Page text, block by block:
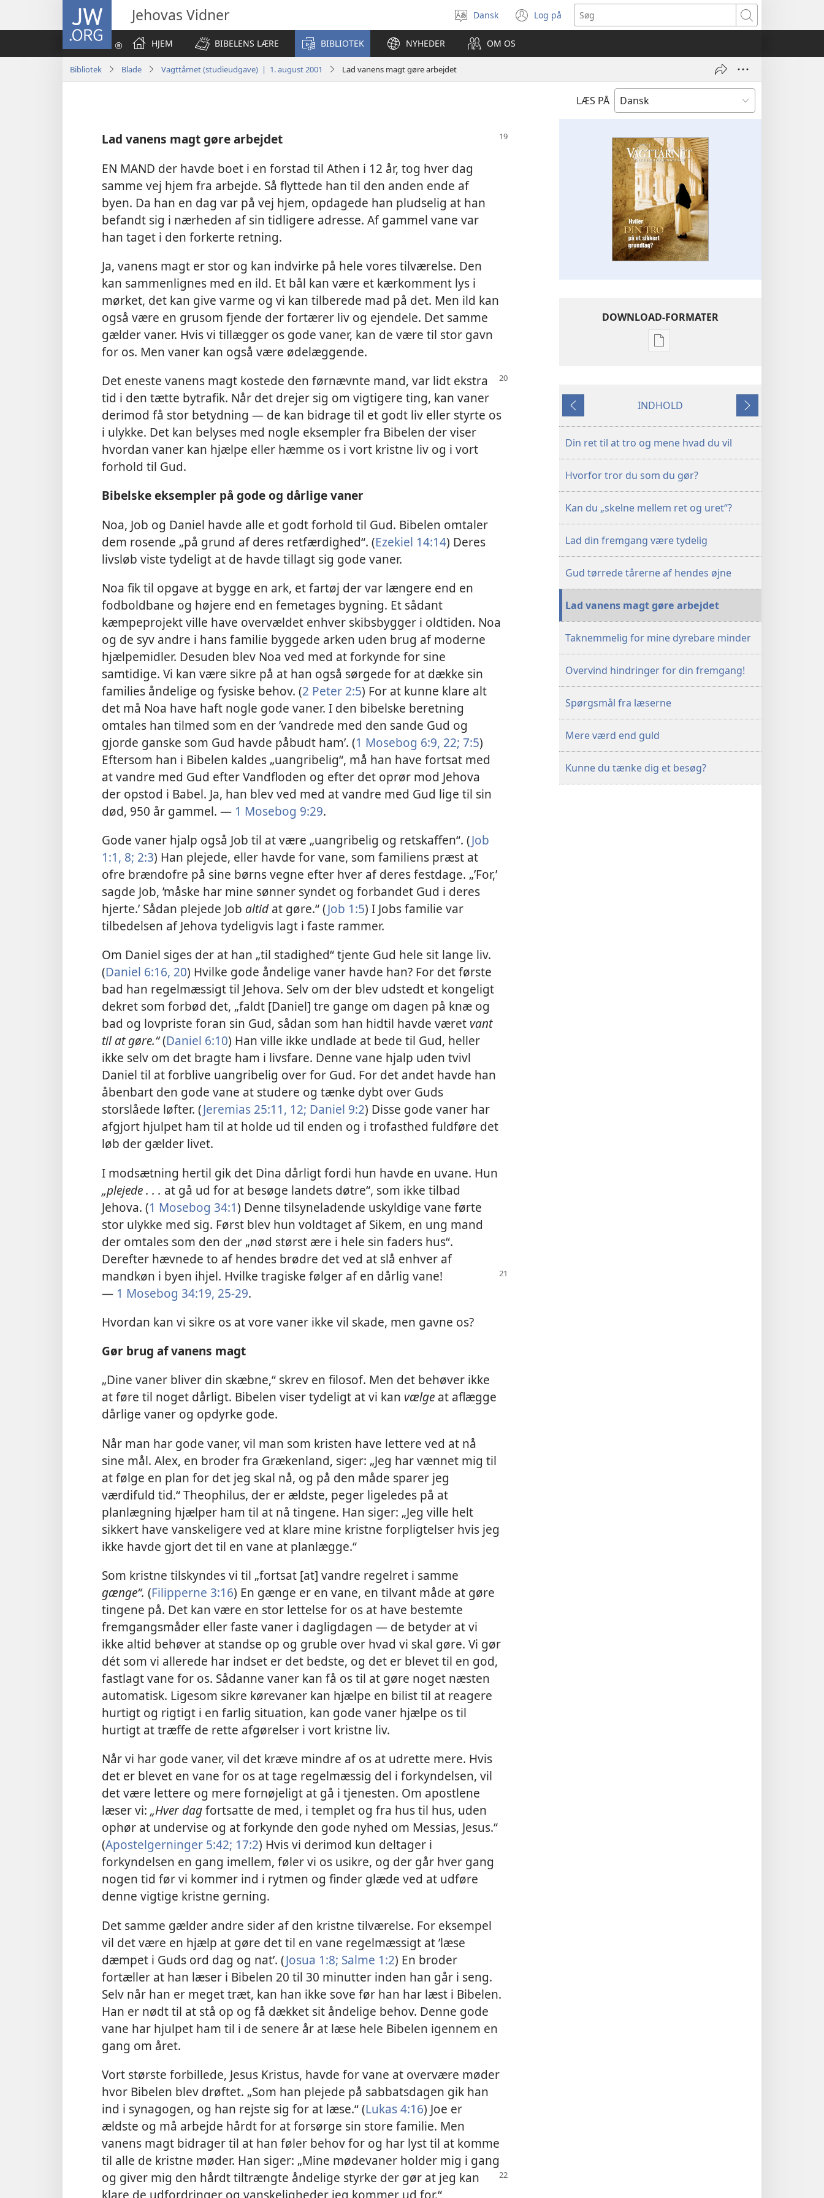
JW.ORG Jehovas Vidner
Vælg
sprog
Dansk Log på
(åbner
nyt
Søg
HJEM
BIBELENS LÆRE BIBLIOTEK NYHEDER OM OS
Bibliotek Blade Vagttårnet (studieudgave) | 1. august 2001 Lad vanens magt gøre arbejdet
LÆS PÅ
Lad vanens magt gøre arbejdet
EN MAND der havde boet i en forstad til Athen i 12 år, tog hver dag
samme vej hjem fra arbejde. Så flyttede han til den anden ende af
byen. Da han en dag var på vej hjem, opdagede han pludselig at han
befandt sig i nærheden af sin tidligere adresse. Af gammel vane var
han taget i den forkerte retning.
Ja, vanens magt er stor og kan indvirke på hele vores tilværelse. Den
kan sammenlignes med en ild. Et bål kan være et kærkomment lys i
mørket, det kan give varme og vi kan tilberede mad på det. Men ild kan
også være en grusom fjende der fortærer liv og ejendele. Det samme
gælder vaner. Hvis vi tillægger os gode vaner, kan de være til stor gavn
for os. Men vaner kan også være ødelæggende.
Det eneste vanens magt kostede den førnævnte mand, var lidt ekstra
tid i den tætte bytrafik. Når det drejer sig om vigtigere ting, kan vaner
derimod få stor betydning — de kan bidrage til et godt liv eller styrte os
i ulykke. Det kan belyses med nogle eksempler fra Bibelen der viser
hvordan vaner kan hjælpe eller hæmme os i vort kristne liv og i vort
forhold til Gud.
Bibelske eksempler på gode og dårlige vaner
Noa, Job og Daniel havde alle et godt forhold til Gud. Bibelen omtaler
dem rosende „på grund af deres retfærdighed“. (Ezekiel 14:14) Deres
livsløb viste tydeligt at de havde tillagt sig gode vaner.
Noa fik til opgave at bygge en ark, et fartøj der var længere end en
fodboldbane og højere end en femetages bygning. Et sådant
kæmpeprojekt ville have overvældet enhver skibsbygger i oldtiden. Noa
og de syv andre i hans familie byggede arken uden brug af moderne
hjælpemidler. Desuden blev Noa ved med at forkynde for sine
samtidige. Vi kan være sikre på at han også sørgede for at dække sin
families åndelige og fysiske behov. (2 Peter 2:5) For at kunne klare alt
det må Noa have haft nogle gode vaner. I den bibelske beretning
omtales han tilmed som en der ’vandrede med den sande Gud og
gjorde ganske som Gud havde påbudt ham’. (1 Mosebog 6:9, 22; 7:5)
Eftersom han i Bibelen kaldes „uangribelig“, må han have fortsat med
at vandre med Gud efter Vandfloden og efter det oprør mod Jehova
der opstod i Babel. Ja, han blev ved med at vandre med Gud lige til sin
død, 950 år gammel. — 1 Mosebog 9:29.
Gode vaner hjalp også Job til at være „uangribelig og retskaffen“. (Job
1:1, 8; 2:3) Han plejede, eller havde for vane, som familiens præst at
ofre brændofre på sine børns vegne efter hver af deres festdage. „’For,’
sagde Job, ’måske har mine sønner syndet og forbandet Gud i deres
hjerte.’ Sådan plejede Job altidat gøre.“ (Job 1:5) I Jobs familie var
tilbedelsen af Jehova tydeligvis lagt i faste rammer.
Om Daniel siges der at han „til stadighed“ tjente Gud hele sit lange liv.
(Daniel 6:16, 20) Hvilke gode åndelige vaner havde han? For det første
bad han regelmæssigt til Jehova. Selv om der blev udstedt et kongeligt
dekret som forbød det, „faldt [Daniel] tre gange om dagen på knæ og
bad og lovpriste foran sin Gud, sådan som han hidtil havde været vant
til at gøre.“(Daniel 6:10) Han ville ikke undlade at bede til Gud, heller
ikke selv om det bragte ham i livsfare. Denne vane hjalp uden tvivl
Daniel til at forblive uangribelig over for Gud. For det andet havde han
åbenbart den gode vane at studere og tænke dybt over Guds
storslåede løfter. (Jeremias 25:11, 12; Daniel 9:2) Disse gode vaner har
afgjort hjulpet ham til at holde ud til enden og i trofasthed fuldføre det
løb der gælder livet.
I modsætning hertil gik det Dina dårligt fordi hun havde en uvane. Hun
„plejede . . . at gå ud for at besøge landets døtre“, som ikke tilbad
Jehova. (1 Mosebog 34:1) Denne tilsyneladende uskyldige vane førte
stor ulykke med sig. Først blev hun voldtaget af Sikem, en ung mand
der omtales som den der „nød størst ære i hele sin faders hus“.
Derefter hævnede to af hendes brødre det ved at slå enhver af
mandkøn i byen ihjel. Hvilke tragiske følger af en dårlig vane!
— 1 Mosebog 34:19, 25-29.
Hvordan kan vi sikre os at vore vaner ikke vil skade, men gavne os?
Gør brug af vanens magt
„Dine vaner bliver din skæbne,“ skrev en filosof. Men det behøver ikke
at føre til noget dårligt. Bibelen viser tydeligt at vi kan vælge at aflægge
dårlige vaner og opdyrke gode.
Når man har gode vaner, vil man som kristen have lettere ved at nå
sine mål. Alex, en broder fra Grækenland, siger: „Jeg har vænnet mig til
at følge en plan for det jeg skal nå, og på den måde sparer jeg
værdifuld tid.“ Theophilus, der er ældste, peger ligeledes på at
planlægning hjælper ham til at nå tingene. Han siger: „Jeg ville helt
sikkert have vanskeligere ved at klare mine kristne forpligtelser hvis jeg
ikke havde gjort det til en vane at planlægge.“
Som kristne tilskyndes vi til „fortsat [at] vandre regelret i samme
gænge“. (Filipperne 3:16) En gænge er en vane, en tilvant måde at gøre
tingene på. Det kan være en stor lettelse for os at have bestemte
fremgangsmåder eller faste vaner i dagligdagen — de betyder at vi
ikke altid behøver at standse op og gruble over hvad vi skal gøre. Vi gør
dét som vi allerede har indset er det bedste, og det er blevet til en god,
fastlagt vane for os. Sådanne vaner kan få os til at gøre noget næsten
automatisk. Ligesom sikre kørevaner kan hjælpe en bilist til at reagere
hurtigt og rigtigt i en farlig situation, kan gode vaner hjælpe os til
hurtigt at træffe de rette afgørelser i vort kristne liv.
Når vi har gode vaner, vil det kræve mindre af os at udrette mere. Hvis
det er blevet en vane for os at tage regelmæssig del i forkyndelsen, vil
det være lettere og mere fornøjeligt at gå i tjenesten. Om apostlene
læser vi: „Hver dagfortsatte de med, i templet og fra hus til hus, uden
ophør at undervise og at forkynde den gode nyhed om Messias, Jesus.“
(Apostelgerninger 5:42; 17:2) Hvis vi derimod kun deltager i
forkyndelsen en gang imellem, føler vi os usikre, og der går hver gang
nogen tid før vi kommer ind i rytmen og finder glæde ved at udføre
denne vigtige kristne gerning.
Det samme gælder andre sider af den kristne tilværelse. For eksempel
vil det være en hjælp at gøre det til en vane regelmæssigt at ’læse
dæmpet i Guds ord dag og nat’. (Josua 1:8; Salme 1:2) En broder
fortæller at han læser i Bibelen 20 til 30 minutter inden han går i seng.
Selv når han er meget træt, kan han ikke sove før han har læst i Bibelen.
Han er nødt til at stå op og få dækket sit åndelige behov. Denne gode
vane har hjulpet ham til i de senere år at læse hele Bibelen igennem en
gang om året.
Vort største forbillede, Jesus Kristus, havde for vane at overvære møder
hvor Bibelen blev drøftet. „Som han plejede på sabbatsdagen gik han
ind i synagogen, og han rejste sig for at læse.“ (Lukas 4:16) Joe er
ældste og må arbejde hårdt for at forsørge sin store familie. Men
vanens magt bidrager til at han føler behov for og har lyst til at komme
til alle de kristne møder. Han siger: „Mine mødevaner holder mig i gang
og giver mig den hårdt tiltrængte åndelige styrke der gør at jeg kan
klare de udfordringer og vanskeligheder jeg kommer ud for.“
DOWNLOAD-FORMATER
Indstillinger
publikationer
STUDIEUDGAVE
august
2001
Forrige
INDHOLD
Næste
Din ret til at tro og mene hvad du vil
Hvorfor tror du som du gør?
Kan du „skelne mellem ret og uret“?
Lad din fremgang være tydelig
Gud tørrede tårerne af hendes øjne
Lad vanens magt gøre arbejdet
Taknemmelig for mine dyrebare minder
Overvind hindringer for din fremgang!
Spørgsmål fra læserne
Mere værd end guld
Kunne du tænke dig et besøg?